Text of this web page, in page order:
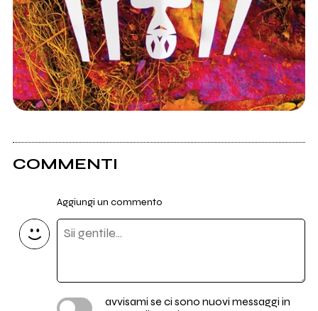
COMMENTI
Aggiungi un commento
avvisami se ci sono nuovi messaggi in